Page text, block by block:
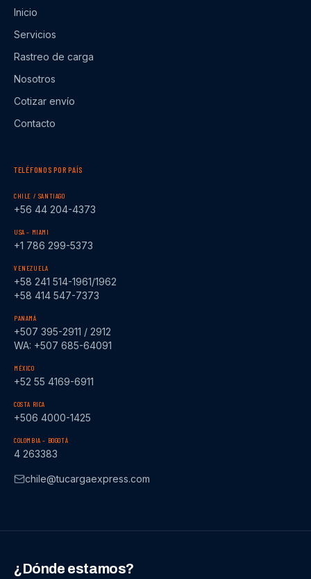
Inicio
Servicios
Rastreo de carga
Nosotros
Cotizar envío
Contacto
TELÉFONOS POR PAÍS
CHILE / SANTIAGO
+56 44 204-4373
USA – MIAMI
+1 786 299-5373
VENEZUELA
+58 241 514-1961/1962
+58 414 547-7373
PANAMÁ
+507 395-2911 / 2912
WA: +507 685-64091
MÉXICO
+52 55 4169-6911
COSTA RICA
+506 4000-1425
COLOMBIA – BOGOTÁ
4 263383
chile@tucargaexpress.com
¿Dónde estamos?